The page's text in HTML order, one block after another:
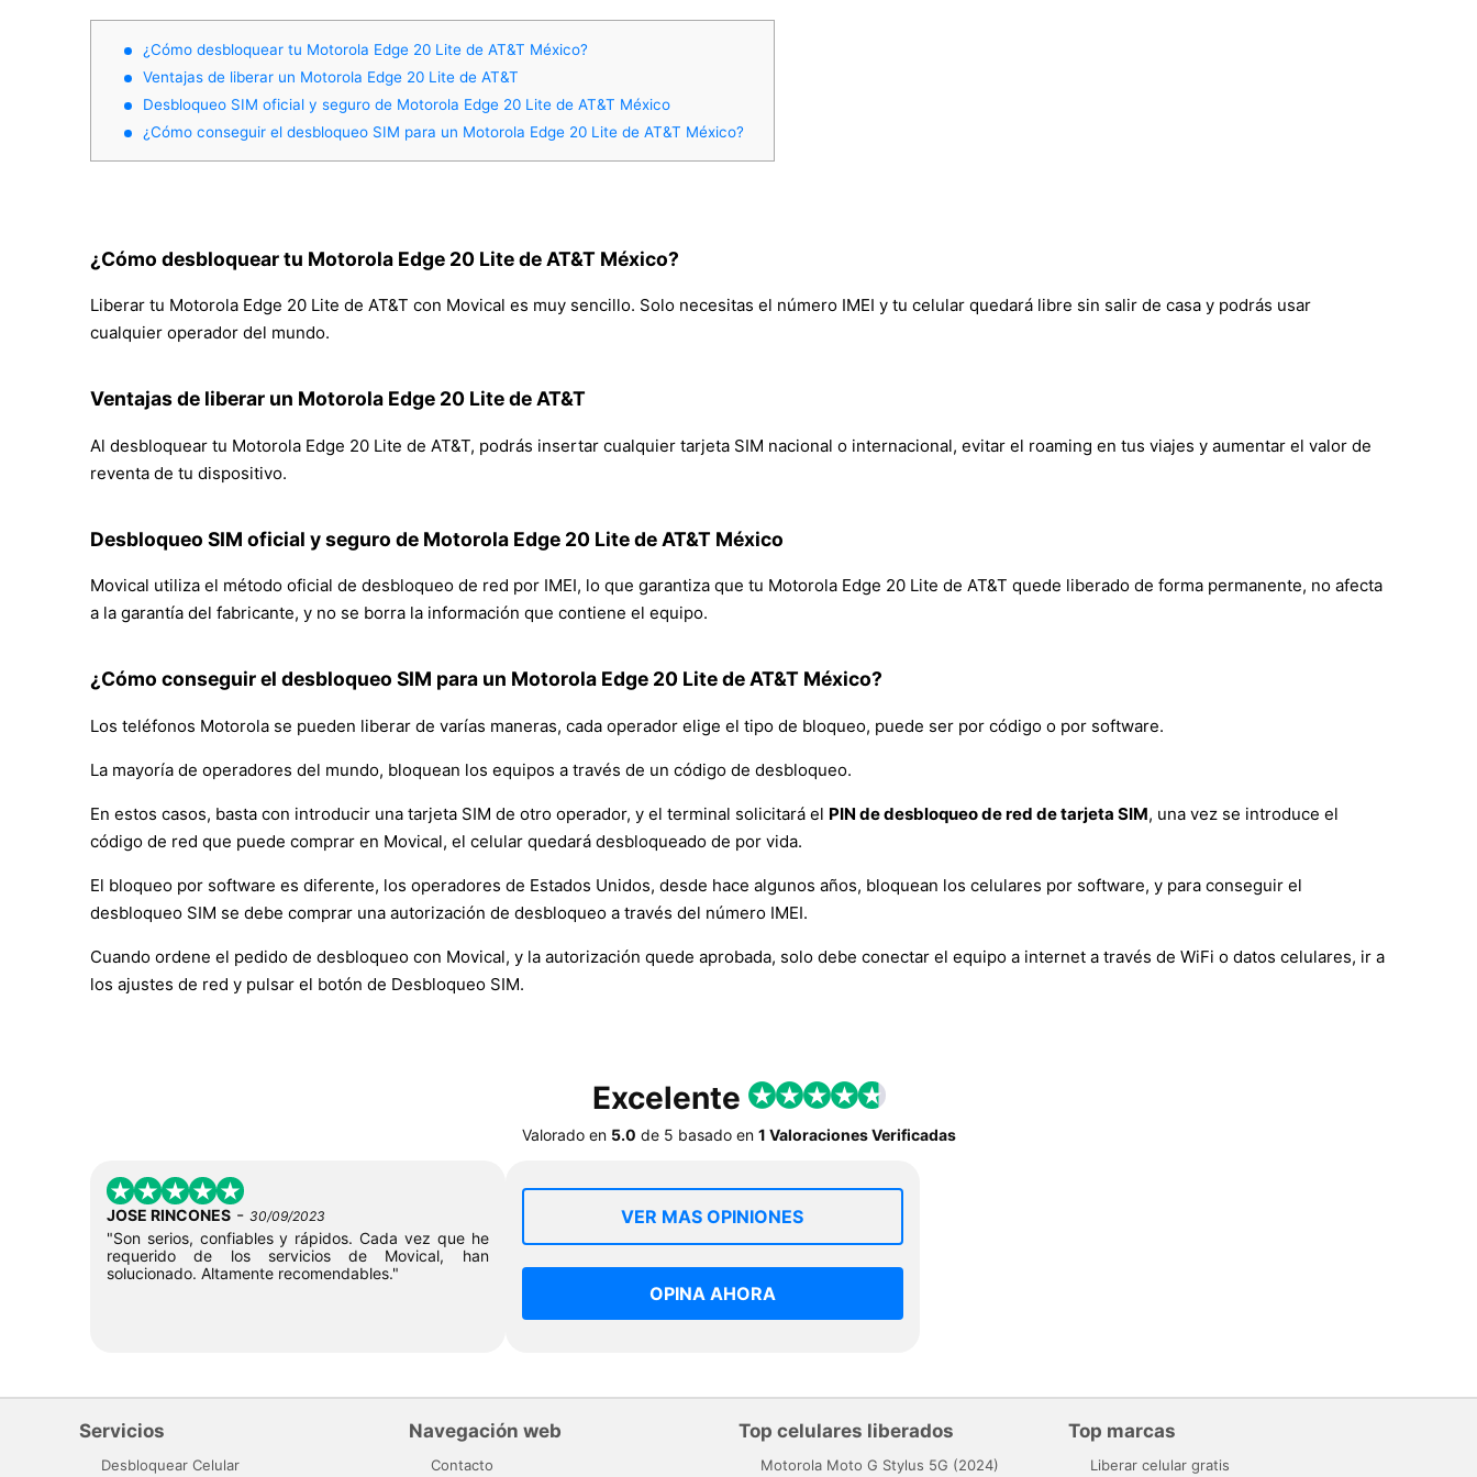
¿Cómo desbloquear tu Motorola Edge 20 Lite de AT&T México?
Ventajas de liberar un Motorola Edge 20 Lite de AT&T
Desbloqueo SIM oficial y seguro de Motorola Edge 20 Lite de AT&T México
¿Cómo conseguir el desbloqueo SIM para un Motorola Edge 20 Lite de AT&T México?
¿Cómo desbloquear tu Motorola Edge 20 Lite de AT&T México?
Liberar tu Motorola Edge 20 Lite de AT&T con Movical es muy sencillo. Solo necesitas el número IMEI y tu celular quedará libre sin salir de casa y podrás usar
cualquier operador del mundo.
Ventajas de liberar un Motorola Edge 20 Lite de AT&T
Al desbloquear tu Motorola Edge 20 Lite de AT&T, podrás insertar cualquier tarjeta SIM nacional o internacional, evitar el roaming en tus viajes y aumentar el valor de
reventa de tu dispositivo.
Desbloqueo SIM oficial y seguro de Motorola Edge 20 Lite de AT&T México
Movical utiliza el método oficial de desbloqueo de red por IMEI, lo que garantiza que tu Motorola Edge 20 Lite de AT&T quede liberado de forma permanente, no afecta
a la garantía del fabricante, y no se borra la información que contiene el equipo.
¿Cómo conseguir el desbloqueo SIM para un Motorola Edge 20 Lite de AT&T México?
Los teléfonos Motorola se pueden liberar de varías maneras, cada operador elige el tipo de bloqueo, puede ser por código o por software.
La mayoría de operadores del mundo, bloquean los equipos a través de un código de desbloqueo.
En estos casos, basta con introducir una tarjeta SIM de otro operador, y el terminal solicitará el PIN de desbloqueo de red de tarjeta SIM, una vez se introduce el
código de red que puede comprar en Movical, el celular quedará desbloqueado de por vida.
El bloqueo por software es diferente, los operadores de Estados Unidos, desde hace algunos años, bloquean los celulares por software, y para conseguir el
desbloqueo SIM se debe comprar una autorización de desbloqueo a través del número IMEI.
Cuando ordene el pedido de desbloqueo con Movical, y la autorización quede aprobada, solo debe conectar el equipo a internet a través de WiFi o datos celulares, ir a
los ajustes de red y pulsar el botón de Desbloqueo SIM.
Excelente
Valorado en 5.0 de 5 basado en 1 Valoraciones Verificadas
JOSE RINCONES - 30/09/2023
"Son serios, confiables y rápidos. Cada vez que he
requerido de los servicios de Movical, han
solucionado. Altamente recomendables."
VER MAS OPINIONES
OPINA AHORA
Servicios
Desbloquear Celular
Navegación web
Contacto
Top celulares liberados
Motorola Moto G Stylus 5G (2024)
Top marcas
Liberar celular gratis